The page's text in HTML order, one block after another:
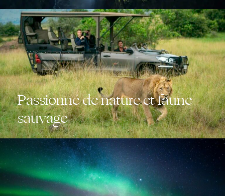
Passionné de nature et faune
sauvage